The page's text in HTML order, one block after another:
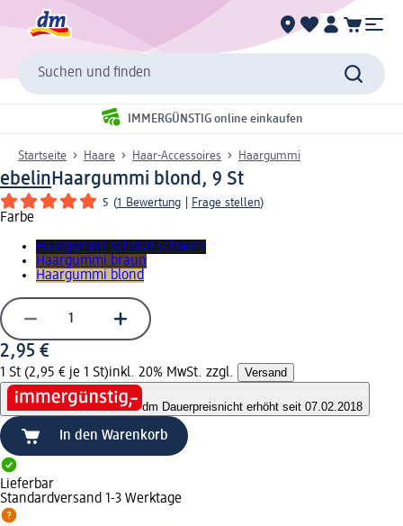
Suchen und finden
IMMERGÜNSTIG online einkaufen
Startseite Haare Haar-Accessoires Haargummi
ebelin Haargummi blond, 9 St
5 (1 Bewertung Frage stellen)
Farbe
Haargummi schmal schwarz
Haargummi braun
Haargummi blond
2,95 €
1 St (2,95 € je 1 St)inkl. 20% MwSt. zzgl. Versand
dm Dauerpreisnicht erhöht seit 07.02.2018
In den Warenkorb
Lieferbar
Standardversand 1-3 Werktage